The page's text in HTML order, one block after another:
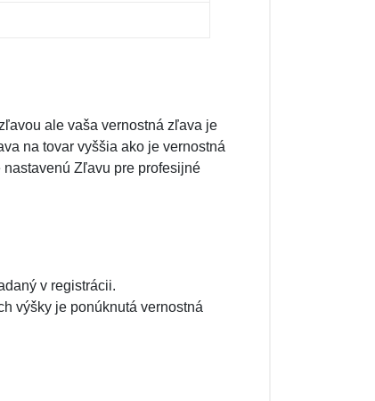
ale vaša vernostná zľava je
na tovar vyššia ako je vernostná
Zľavu pre profesijné
v registrácii.
výšky je ponúknutá vernostná